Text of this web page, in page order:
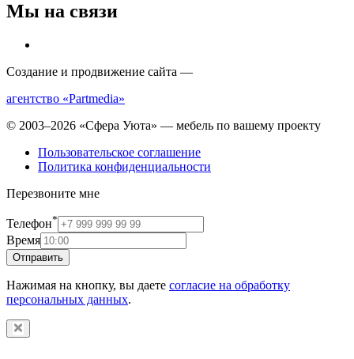
Мы на связи
Создание и продвижение сайта —
агентство «Partmedia»
© 2003–2026 «Сфера Уюта» — мебель по вашему проекту
Пользовательское соглашение
Политика конфиденциальности
Перезвоните мне
Телефон*
Время
Отправить
Нажимая на кнопку, вы даете согласие на обработку
персональных данных.